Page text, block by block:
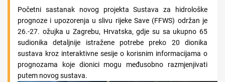
Početni sastanak novog projekta Sustava za hidrološke
prognoze i upozorenja u slivu rijeke Save (FFWS) održan je
26.-27. ožujka u Zagrebu, Hrvatska, gdje su sa ukupno 65
sudionika detaljnije istražene potrebe preko 20 dionika
sustava kroz interaktivne sesije o korisnim informacijama o
prognozama koje dionici mogu međusobno razmjenjivati
putem novog sustava.